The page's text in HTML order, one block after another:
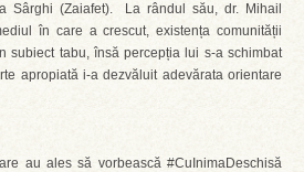
Sârghi (Zaiafet). La rândul său, dr. Mihail
în care a crescut, existența comunității
subiect tabu, însă percepția lui s-a schimbat
apropiată i-a dezvăluit adevărata orientare
au ales să vorbească #CuInimaDeschisă